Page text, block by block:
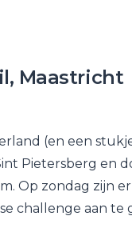
Maastricht
(en een
Pietersberg en
Op zondag zijn
challenge aan te